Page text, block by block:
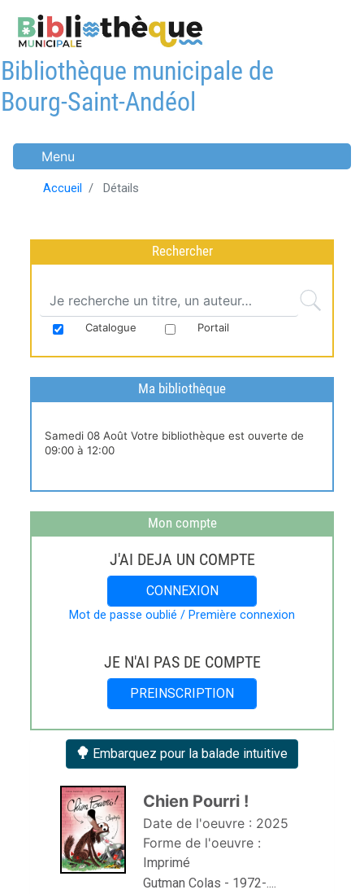
au
principal
Bibliothèque municipale de
Bourg-Saint-Andéol
Menu
Accueil Détails
Embarquez pour la balade intuitive
Chien Pourri !
Date de l'oeuvre : 2025
Forme de l'oeuvre :
Imprimé
Gutman Colas - 1972-....
Rechercher
Catalogue Portail
Ma bibliothèque
liveSamedi 08 Août Votre bibliothèque est ouverte de
09:00 à 12:00
Mon compte
J'AI DEJA UN COMPTE
CONNEXION
Mot de passe oublié / Première connexion
JE N'AI PAS DE COMPTE
PREINSCRIPTION